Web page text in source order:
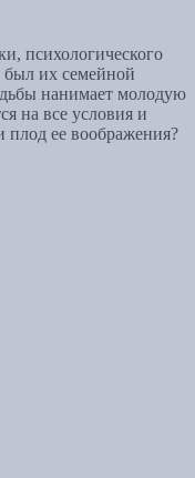
психологического
был их семейной
нанимает молодую
на все условия и
плод ее воображения?